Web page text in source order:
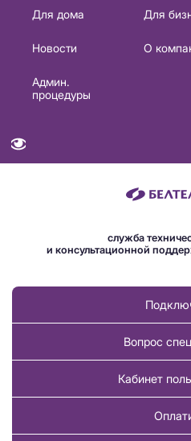
Основная
навигация
Для дома Для
Новости
О
Админ.
процедуры
служба
и консультационной
Вопрос
Кабинет